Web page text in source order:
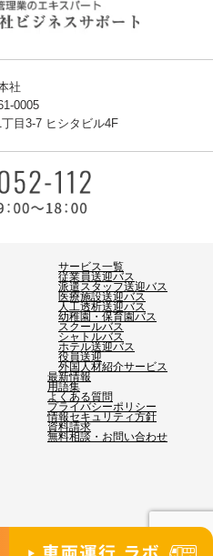
サービス一覧
従業員送迎バス
派遣スタッフ送迎バス
医療施設送迎バス
人工透析送迎バス
幼稚園・保育園バス
スクールバス
シャトルバス
ホテル送迎バス
役員送迎
外国人材紹介サービス
最新情報
用語集
よくある質問
プライバシーポリシー
情報セキュリティ方針
資料請求
無料相談・お問い合わせ
社
0005
目3-7 ヒシタビル4F